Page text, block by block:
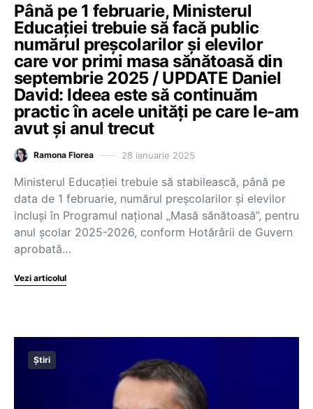
Până pe 1 februarie, Ministerul
Educației trebuie să facă public
numărul preșcolarilor și elevilor
care vor primi masa sănătoasă din
septembrie 2025 / UPDATE Daniel
David: Ideea este să continuăm
practic în acele unități pe care le-am
avut și anul trecut
Ramona Florea 28 ianuarie 2025
Ministerul Educației trebuie să stabilească, până pe
data de 1 februarie, numărul preșcolarilor și elevilor
incluși în Programul național „Masă sănătoasă”, pentru
anul școlar 2025-2026, conform Hotărârii de Guvern
aprobată…
Vezi articolul
Știri